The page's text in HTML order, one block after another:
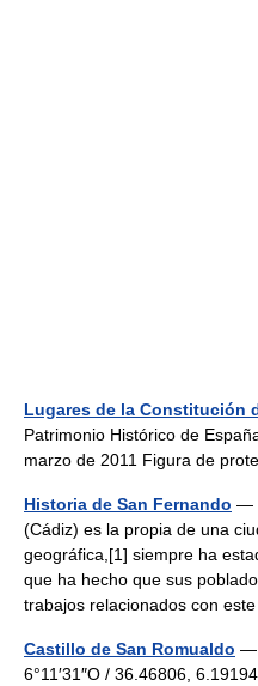
Lugares de la Constitución
Patrimonio Histórico de
marzo de 2011 Figura de
Historia de San Fernando —
(Cádiz) es la propia de una
geográfica,[1] siempre ha
que ha hecho que sus
trabajos relacionados con
Castillo de San Romualdo —
6°11′31″O / 36.46806,